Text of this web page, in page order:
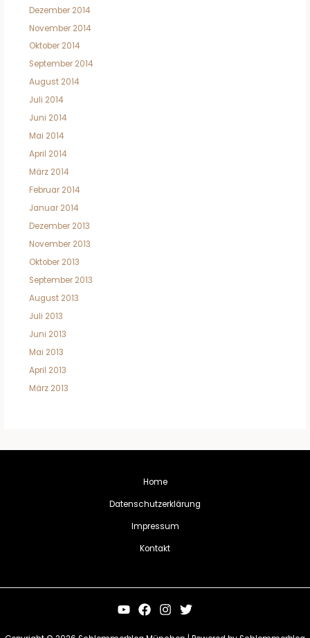
Dezember 2014
November 2014
Oktober 2014
September 2014
August 2014
Juli 2014
Juni 2014
Mai 2014
April 2014
März 2014
Februar 2014
Januar 2014
Dezember 2013
November 2013
Oktober 2013
September 2013
August 2013
Juli 2013
Juni 2013
Mai 2013
April 2013
März 2013
Home
Datenschutzerklärung
Impressum
Kontakt